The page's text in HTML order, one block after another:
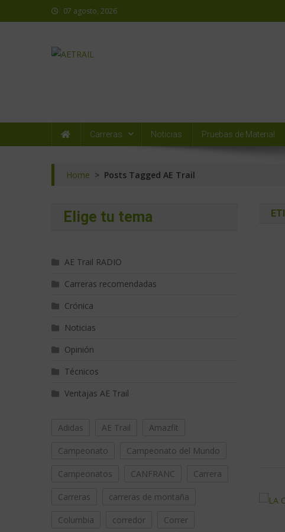
07 agosto, 2026
Carreras Noticias Pruebas de Material
Home > Posts Tagged AE Trail
Elige tu tema
AE Trail RADIO
Carreras recomendadas
Crónica
Noticias
Opinión
Técnicos
Ventajas AE Trail
Adidas AE Trail Amazfit
Campeonato Campeonato del Mundo
Campeonatos CANFRANC Carrera
Carreras carreras de montaña
Columbia corredor Correr